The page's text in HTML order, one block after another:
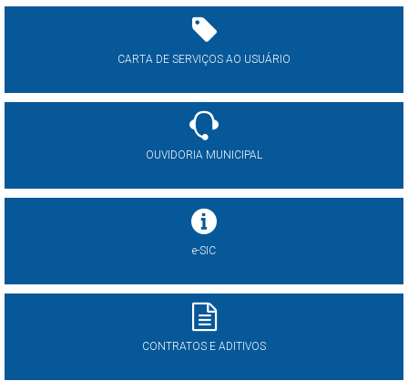
CARTA DE SERVIÇOS AO USUÁRIO
OUVIDORIA MUNICIPAL
e-SIC
CONTRATOS E ADITIVOS